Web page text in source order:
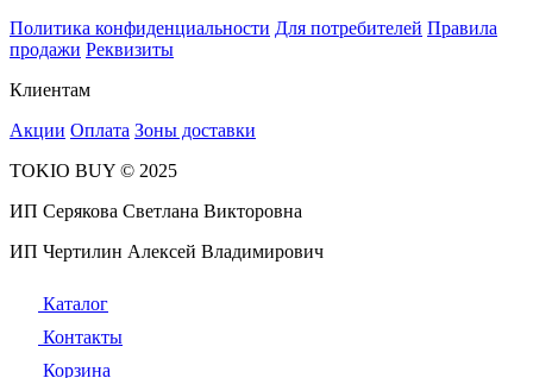
Политика конфиденциальности Для потребителей Правила
продажи Реквизиты
Клиентам
Акции Оплата Зоны доставки
TOKIO BUY © 2025
ИП Серякова Светлана Викторовна
ИП Чертилин Алексей Владимирович
Каталог
Контакты
Корзина